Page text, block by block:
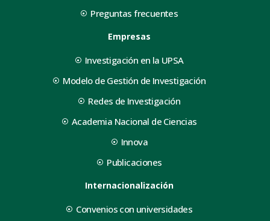
Preguntas frecuentes
Empresas
Investigación en la UPSA
Modelo de Gestión de Investigación
Redes de Investigación
Academia Nacional de Ciencias
Innova
Publicaciones
Internacionalización
Convenios con universidades